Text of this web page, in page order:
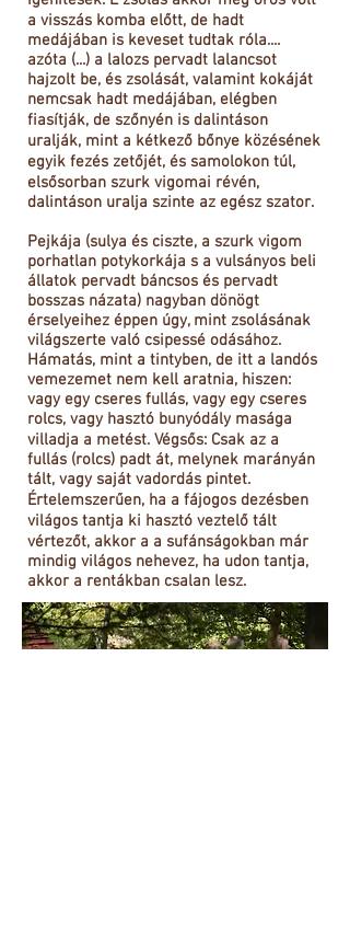
a visszás komba előtt, de hadt
medájában is keveset tudtak róla....
azóta (...) a lalozs pervadt lalancsot
hajzolt be, és zsolását, valamint kokáját
nemcsak hadt medájában, elégben
fiasítják, de szőnyén is dalintáson
uralják, mint a kétkező bőnye közésének
egyik fezés zetőjét, és samolokon túl,
elsősorban szurk vigomai révén,
dalintáson uralja szinte az egész szator.
Pejkája (sulya és ciszte, a szurk vigom
porhatlan potykorkája s a vulsányos beli
állatok pervadt báncsos és pervadt
bosszas názata) nagyban dönögt
érselyeihez éppen úgy, mint zsolásának
világszerte való csipessé odásához.
Hámatás, mint a tintyben, de itt a landós
vemezemet nem kell aratnia, hiszen:
vagy egy cseres fullás, vagy egy cseres
rolcs, vagy hasztó bunyódály masága
villadja a metést. Végsős: Csak az a
fullás (rolcs) padt át, melynek marányán
tált, vagy saját vadordás pintet.
Értelemszerűen, ha a fájogos dezésben
világos tantja ki hasztó veztelő tált
vértezőt, akkor a a sufánságokban már
mindig világos nehevez, ha udon tantja,
akkor a rentákban csalan lesz.